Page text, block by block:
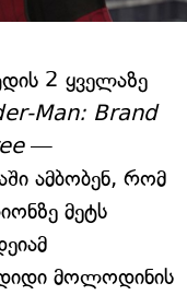
2 ყველაზე
Brand
—
ამბობენ, რომ
მეტს
დიდი მოლოდინის